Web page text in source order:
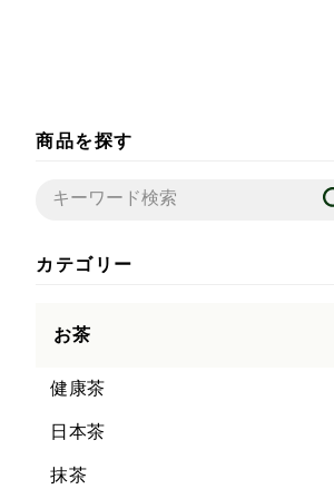
商品を探す
カテゴリー
お茶
健康茶
日本茶
抹茶